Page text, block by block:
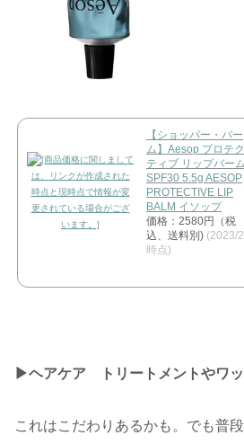
【ショッパー・バー
ム】Aesop プロテク
ティブ リップバーム
SPF30 5.5g AESOP
PROTECTIVE LIP
BALM イソップ
価格：2580円（税
込、送料別) (2023/
時点)
▶︎ヘアケア トリートメントやワ
これはこだわりあるかも。でも普